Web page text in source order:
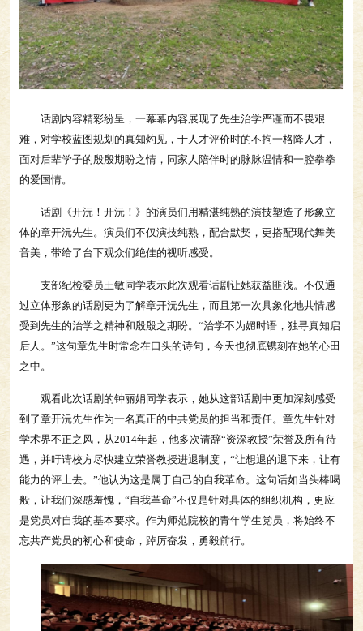
话剧内容精彩纷呈，一幕幕内容展现了先生治学严谨而不畏艰
难，对学校蓝图规划的真知灼见，于人才评价时的不拘一格降人才，
面对后辈学子的殷殷期盼之情，同家人陪伴时的脉脉温情和一腔拳拳
的爱国情。
话剧《开沅！开沅！》的演员们用精湛纯熟的演技塑造了形象立
体的章开沅先生。演员们不仅演技纯熟，配合默契，更搭配现代舞美
音美，带给了台下观众们绝佳的视听感受。
支部纪检委员王敏同学表示此次观看话剧让她获益匪浅。不仅通
过立体形象的话剧更为了解章开沅先生，而且第一次具象化地共情感
受到先生的治学之精神和殷殷之期盼。“治学不为媚时语，独寻真知启
后人。”这句章先生时常念在口头的诗句，今天也彻底镌刻在她的心田
之中。
观看此次话剧的钟丽娟同学表示，她从这部话剧中更加深刻感受
到了章开沅先生作为一名真正的中共党员的担当和责任。章先生针对
学术界不正之风，从2014年起，他多次请辞“资深教授”荣誉及所有待
遇，并吁请校方尽快建立荣誉教授进退制度，“让想退的退下来，让有
能力的评上去。”他认为这是属于自己的自我革命。这句话如当头棒喝
般，让我们深感羞愧，“自我革命”不仅是针对具体的组织机构，更应
是党员对自我的基本要求。作为师范院校的青年学生党员，将始终不
忘共产党员的初心和使命，踔厉奋发，勇毅前行。